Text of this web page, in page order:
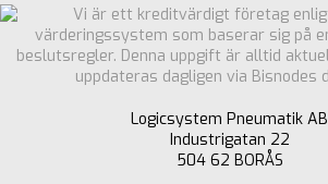
Logicsystem Pneumatik AB
Industrigatan 22
504 62 BORÅS